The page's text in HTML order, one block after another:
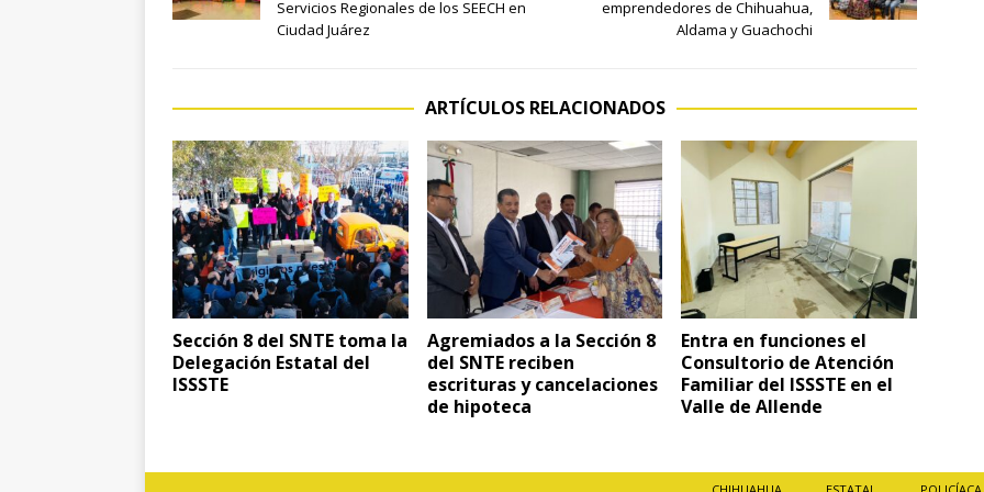
Servicios Regionales de los SEECH en
Ciudad Juárez
emprendedores de Chihuahua,
Aldama y Guachochi
ARTÍCULOS RELACIONADOS
Sección 8 del SNTE toma la
Delegación Estatal del
ISSSTE
Agremiados a la Sección 8
del SNTE reciben
escrituras y cancelaciones
de hipoteca
Entra en funciones el
Consultorio de Atención
Familiar del ISSSTE en el
Valle de Allende